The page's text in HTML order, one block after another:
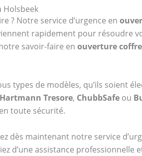
Holsbeek
? Notre service d’urgence en
rapidement pour résoudre
savoir-faire en ouverture
types de modèles, qu’ils soient
Hartmann Tresore, ChubbSafe ou
toute sécurité.
dès maintenant notre service
d’une assistance professionnelle